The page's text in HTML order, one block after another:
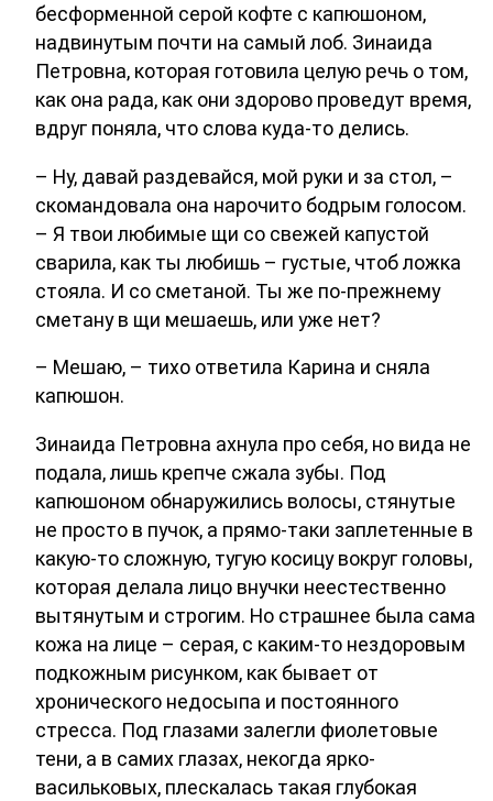
бесформенной серой кофте с капюшоном,
надвинутым почти на самый лоб. Зинаида
Петровна, которая готовила целую речь о том,
как она рада, как они здорово проведут время,
вдруг поняла, что слова куда-то делись.
– Ну, давай раздевайся, мой руки и за стол, –
скомандовала она нарочито бодрым голосом.
– Я твои любимые щи со свежей капустой
сварила, как ты любишь – густые, чтоб ложка
стояла. И со сметаной. Ты же по-прежнему
сметану в щи мешаешь, или уже нет?
– Мешаю, – тихо ответила Карина и сняла
капюшон.
Зинаида Петровна ахнула про себя, но вида не
подала, лишь крепче сжала зубы. Под
капюшоном обнаружились волосы, стянутые
не просто в пучок, а прямо-таки заплетенные в
какую-то сложную, тугую косицу вокруг головы,
которая делала лицо внучки неестественно
вытянутым и строгим. Но страшнее была сама
кожа на лице – серая, с каким-то нездоровым
подкожным рисунком, как бывает от
хронического недосыпа и постоянного
стресса. Под глазами залегли фиолетовые
тени, а в самих глазах, некогда ярко-
васильковых, плескалась такая глубокая